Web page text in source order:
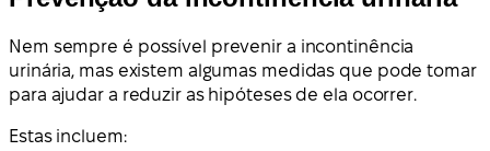
Nem sempre é possível prevenir a incontinência
urinária, mas existem algumas medidas que pode tomar
para ajudar a reduzir as hipóteses de ela ocorrer.
Estas incluem: